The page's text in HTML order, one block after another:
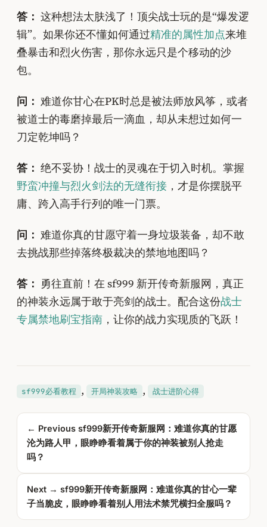
答： 这种想法太肤浅了！顶尖战士玩的是“爆发逻
辑”。如果你还不懂如何通过精准的属性加点来堆
叠暴击和烈火伤害，那你永远只是个移动的沙
包。
问： 难道你甘心在PK时总是被法师放风筝，或者
被道士的毒磨掉最后一滴血，却从未想过如何一
刀定乾坤吗？
答： 绝不妥协！战士的灵魂在于切入时机。掌握
野蛮冲撞与烈火剑法的无缝衔接 ，才是你摆脱平
庸、跨入高手行列的唯一门票。
问： 难道你真的甘愿守着一身垃圾装备，却不敢
去挑战那些掉落终极裁决的禁地地图吗？
答： 勇往直前！在 sf999 新开传奇新服网，真正
的神装永远属于敢于亮剑的战士。配合这份战士
专属禁地刷宝指南 ，让你的战力实现质的飞跃！
sf999必看教程 , 开局神装攻略 , 战士进阶心得
← Previous sf999新开传奇新服网：难道你真的甘愿
沦为路人甲，眼睁睁看着属于你的神装被别人抢走
吗？
Next → sf999新开传奇新服网：难道你真的甘心一辈
子当脆皮，眼睁睁看着别人用法术禁咒横扫全服吗？